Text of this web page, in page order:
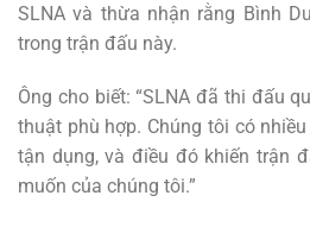
SLNA và thừa nhận rằng Bình
trong trận đấu này.
Ông cho biết: “SLNA đã thi đấu
thuật phù hợp. Chúng tôi có
tận dụng, và điều đó khiến trận
muốn của chúng tôi.”